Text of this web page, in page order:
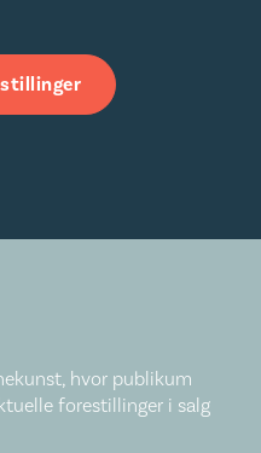
hvor publikum
forestillinger i salg